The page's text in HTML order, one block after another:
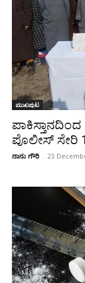
ಮುಖಪುಟ
ಪಾಕಿಸ್ತಾನದಿಂದ
ಪೊಲೀಸ್ ಸೇರಿ
ನಾನು ಗೌರಿ - 23